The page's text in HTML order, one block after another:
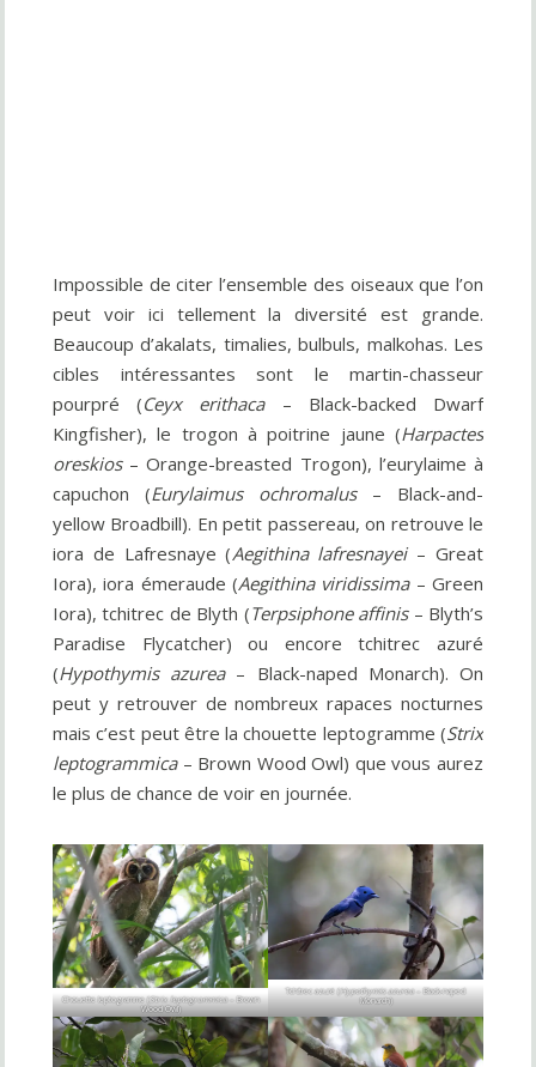
Impossible de citer l’ensemble des oiseaux que l’on
peut voir ici tellement la diversité est grande.
Beaucoup d’akalats, timalies, bulbuls, malkohas. Les
cibles intéressantes sont le martin-chasseur
pourpré (Ceyx erithaca– Black-backed Dwarf
Kingfisher), le trogon à poitrine jaune (Harpactes
oreskios– Orange-breasted Trogon), l’eurylaime à
capuchon (Eurylaimus ochromalus– Black-and-
yellow Broadbill). En petit passereau, on retrouve le
iora de Lafresnaye (Aegithina lafresnayei– Great
Iora), iora émeraude (Aegithina viridissima– Green
Iora), tchitrec de Blyth (Terpsiphone affinis– Blyth’s
Paradise Flycatcher) ou encore tchitrec azuré
(Hypothymis azurea– Black-naped Monarch). On
peut y retrouver de nombreux rapaces nocturnes
mais c’est peut être la chouette leptogramme (Strix
leptogrammica– Brown Wood Owl) que vous aurez
le plus de chance de voir en journée.
Chouette leptogramme (Strix leptogrammica– Brown
Wood Owl)
Tchitrec azuré (Hypothymis azurea– Black-naped
Monarch)